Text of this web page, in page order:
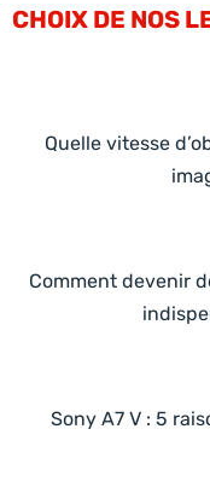
CHOIX DE NOS
Quelle vitesse
Comment devenir
Sony A7 V : 5